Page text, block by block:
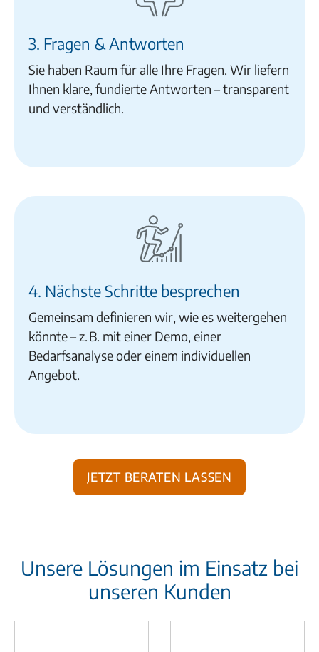
3. Fragen & Antworten
Sie haben Raum für alle Ihre Fragen. Wir liefern
Ihnen klare, fundierte Antworten – transparent
und verständlich.
4. Nächste Schritte besprechen
Gemeinsam definieren wir, wie es weitergehen
könnte – z. B. mit einer Demo, einer
Bedarfsanalyse oder einem individuellen
Angebot.
Jetzt beraten lassen
Unsere Lösungen im Einsatz bei
unseren Kunden